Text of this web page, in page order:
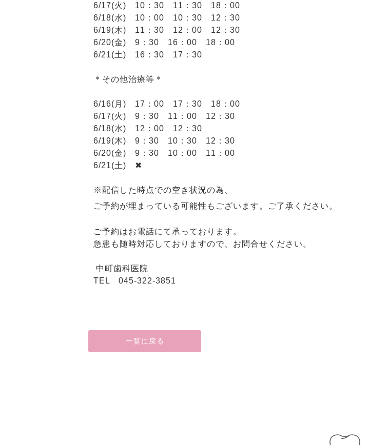
6/17(火) 10：30 11：30 18：00
6/18(水) 10：00 10：30 12：30
6/19(木) 11：30 12：00 12：30
6/20(金) 9：30 16：00 18：00
6/21(土) 16：30 17：30
＊その他治療等＊
6/16(月) 17：00 17：30 18：00
6/17(火) 9：30 11：00 12：30
6/18(水) 12：00 12：30
6/19(木) 9：30 10：30 12：30
6/20(金) 9：30 10：00 11：00
6/21(土) ✖
※ 配信した時点での空き状況の為、
ご予約が埋まっている可能性もございます。ご了承ください。
ご予約はお電話にて承っております。
急患も随時対応しておりますので、お問合せください。
中町歯科医院
TEL 045-322-3851
一覧に戻る